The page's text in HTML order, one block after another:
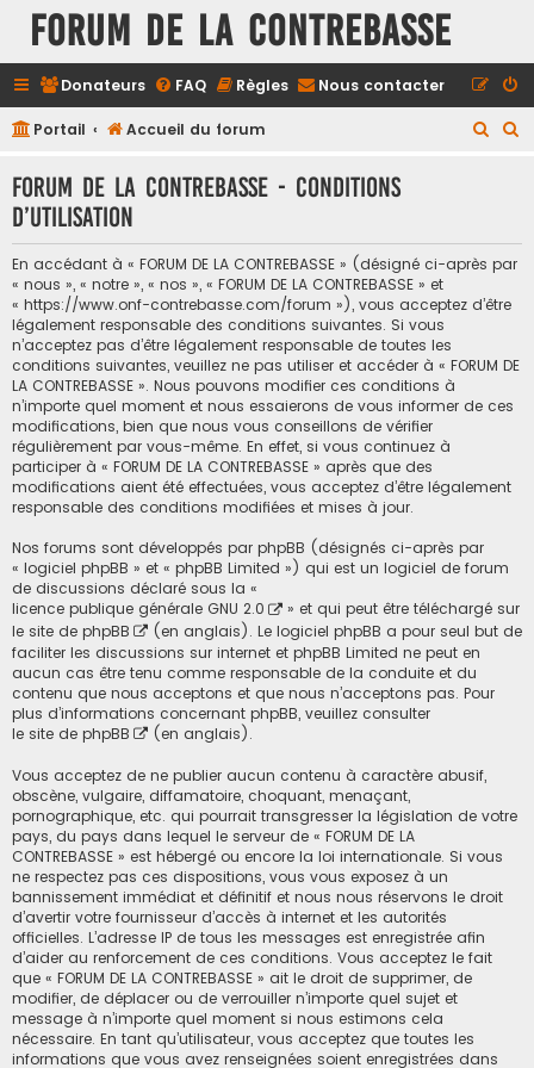
FORUM DE LA CONTREBASSE
Donateurs FAQ Règles Nous contacter
Portail Accueil du forum
c
e
r
FORUM DE LA CONTREBASSE - Conditions
d’utilisation
En accédant à « FORUM DE LA CONTREBASSE » (désigné ci-après par
« nous », « notre », « nos », « FORUM DE LA CONTREBASSE » et
« https://www.onf-contrebasse.com/forum »), vous acceptez d’être
légalement responsable des conditions suivantes. Si vous
n’acceptez pas d’être légalement responsable de toutes les
conditions suivantes, veuillez ne pas utiliser et accéder à « FORUM DE
LA CONTREBASSE ». Nous pouvons modifier ces conditions à
n’importe quel moment et nous essaierons de vous informer de ces
modifications, bien que nous vous conseillons de vérifier
régulièrement par vous-même. En effet, si vous continuez à
participer à « FORUM DE LA CONTREBASSE » après que des
modifications aient été effectuées, vous acceptez d’être légalement
responsable des conditions modifiées et mises à jour.
Nos forums sont développés par phpBB (désignés ci-après par
« logiciel phpBB » et « phpBB Limited ») qui est un logiciel de forum
de discussions déclaré sous la «
licence publique générale GNU 2.0
» et qui peut être téléchargé sur
le site de phpBB
(en anglais). Le logiciel phpBB a pour seul but de
faciliter les discussions sur internet et phpBB Limited ne peut en
aucun cas être tenu comme responsable de la conduite et du
contenu que nous acceptons et que nous n’acceptons pas. Pour
plus d’informations concernant phpBB, veuillez consulter
le site de phpBB
(en anglais).
Vous acceptez de ne publier aucun contenu à caractère abusif,
obscène, vulgaire, diffamatoire, choquant, menaçant,
pornographique, etc. qui pourrait transgresser la législation de votre
pays, du pays dans lequel le serveur de « FORUM DE LA
CONTREBASSE » est hébergé ou encore la loi internationale. Si vous
ne respectez pas ces dispositions, vous vous exposez à un
bannissement immédiat et définitif et nous nous réservons le droit
d’avertir votre fournisseur d’accès à internet et les autorités
officielles. L’adresse IP de tous les messages est enregistrée afin
d’aider au renforcement de ces conditions. Vous acceptez le fait
que « FORUM DE LA CONTREBASSE » ait le droit de supprimer, de
modifier, de déplacer ou de verrouiller n’importe quel sujet et
message à n’importe quel moment si nous estimons cela
nécessaire. En tant qu’utilisateur, vous acceptez que toutes les
informations que vous avez renseignées soient enregistrées dans